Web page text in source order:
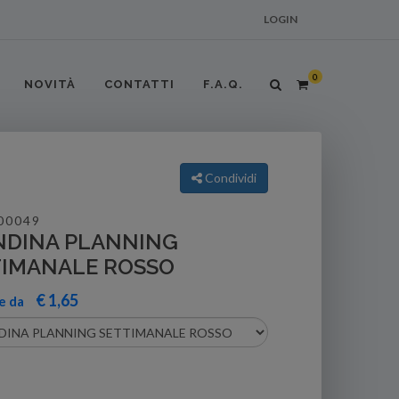
LOGIN
NOVITÀ CONTATTI F.A.Q.
0
Condividi
PLANNING
ROSSO
da € 1,65